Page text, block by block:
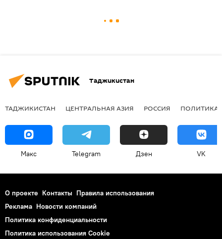
Таджикистан
ТАДЖИКИСТАН ЦЕНТРАЛЬНАЯ АЗИЯ РОССИЯ ПОЛИТИКА
Макс Telegram Дзен VK
О проекте Контакты Правила использования
Реклама Новости компаний
Политика конфиденциальности
Политика использования Cookie